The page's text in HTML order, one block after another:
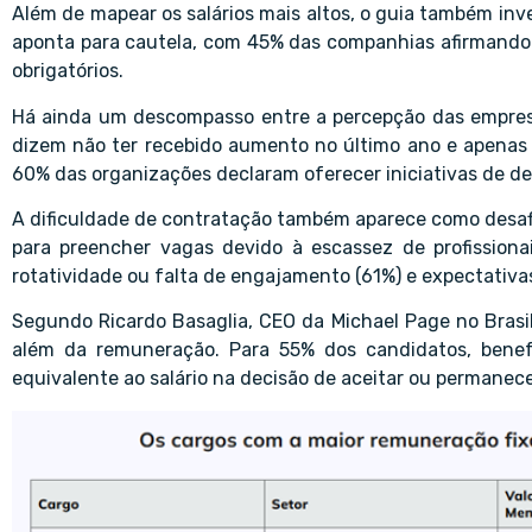
Além de mapear os salários mais altos, o guia também
aponta para cautela, com 45% das companhias
obrigatórios.
Há ainda um descompasso entre a percepção das
dizem não ter recebido aumento no último ano e
60% das organizações declaram oferecer iniciativas de
A dificuldade de contratação também aparece como
para preencher vagas devido à escassez de
rotatividade ou falta de engajamento (61%) e
Segundo Ricardo Basaglia, CEO da Michael Page no
além da remuneração. Para 55% dos candidatos,
equivalente ao salário na decisão de aceitar ou